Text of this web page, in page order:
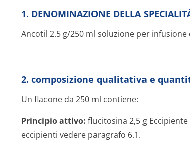
1. DENOMINAZIONE DELLA
Ancotil 2.5 g/250 ml soluzione per infusione
2. composizione qualitativa e
Un flacone da 250 ml contiene:
Principio attivo: flucitosina 2,5 g
eccipienti vedere paragrafo 6.1.